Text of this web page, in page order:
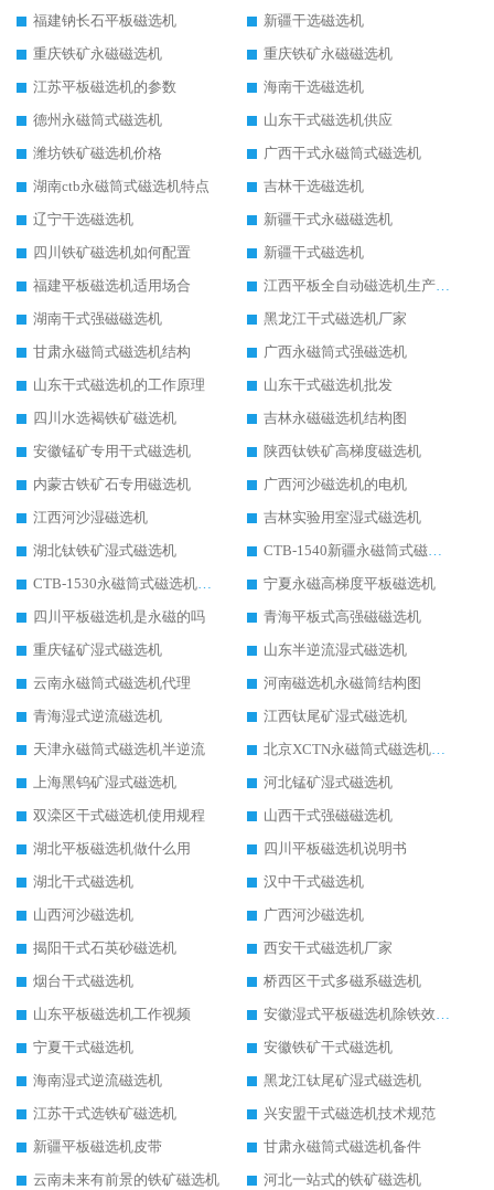
福建钠长石平板磁选机
新疆干选磁选机
重庆铁矿永磁磁选机
重庆铁矿永磁磁选机
江苏平板磁选机的参数
海南干选磁选机
德州永磁筒式磁选机
山东干式磁选机供应
潍坊铁矿磁选机价格
广西干式永磁筒式磁选机
湖南ctb永磁筒式磁选机特点
吉林干选磁选机
辽宁干选磁选机
新疆干式永磁磁选机
四川铁矿磁选机如何配置
新疆干式磁选机
福建平板磁选机适用场合
江西平板全自动磁选机生产厂家
湖南干式强磁磁选机
黑龙江干式磁选机厂家
甘肃永磁筒式磁选机结构
广西永磁筒式强磁选机
山东干式磁选机的工作原理
山东干式磁选机批发
四川水选褐铁矿磁选机
吉林永磁磁选机结构图
安徽锰矿专用干式磁选机
陕西钛铁矿高梯度磁选机
内蒙古铁矿石专用磁选机
广西河沙磁选机的电机
江西河沙湿磁选机
吉林实验用室湿式磁选机
湖北钛铁矿湿式磁选机
CTB-1540新疆永磁筒式磁选机
CTB-1530永磁筒式磁选机代理商
宁夏永磁高梯度平板磁选机
四川平板磁选机是永磁的吗
青海平板式高强磁磁选机
重庆锰矿湿式磁选机
山东半逆流湿式磁选机
云南永磁筒式磁选机代理
河南磁选机永磁筒结构图
青海湿式逆流磁选机
江西钛尾矿湿式磁选机
天津永磁筒式磁选机半逆流
北京XCTN永磁筒式磁选机磁块位置
上海黑钨矿湿式磁选机
河北锰矿湿式磁选机
双滦区干式磁选机使用规程
山西干式强磁磁选机
湖北平板磁选机做什么用
四川平板磁选机说明书
湖北干式磁选机
汉中干式磁选机
山西河沙磁选机
广西河沙磁选机
揭阳干式石英砂磁选机
西安干式磁选机厂家
烟台干式磁选机
桥西区干式多磁系磁选机
山东平板磁选机工作视频
安徽湿式平板磁选机除铁效果怎么样
宁夏干式磁选机
安徽铁矿干式磁选机
海南湿式逆流磁选机
黑龙江钛尾矿湿式磁选机
江苏干式选铁矿磁选机
兴安盟干式磁选机技术规范
新疆平板磁选机皮带
甘肃永磁筒式磁选机备件
云南未来有前景的铁矿磁选机
河北一站式的铁矿磁选机